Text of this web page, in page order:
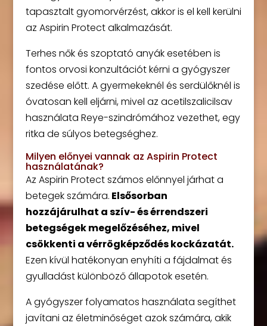
tapasztalt gyomorvérzést, akkor is el kell kerülni
az Aspirin Protect alkalmazását.
Terhes nők és szoptató anyák esetében is
fontos orvosi konzultációt kérni a gyógyszer
szedése előtt. A gyermekeknél és serdülőknél is
óvatosan kell eljárni, mivel az acetilszalicilsav
használata Reye-szindrómához vezethet, egy
ritka de súlyos betegséghez.
Milyen előnyei vannak az Aspirin Protect
használatának?
Az Aspirin Protect számos előnnyel járhat a
betegek számára. Elsősorban
hozzájárulhat a szív- és érrendszeri
betegségek megelőzéséhez, mivel
csökkenti a vérrögképződés kockázatát.
Ezen kívül hatékonyan enyhíti a fájdalmat és
gyulladást különböző állapotok esetén.
A gyógyszer folyamatos használata segíthet
javítani az életminőséget azok számára, akik